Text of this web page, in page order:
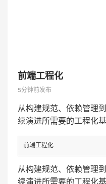
前端工程化
5分钟前发布
从构建规范、依赖管理
续演进所需要的工程化基
前端工程化
从构建规范、依赖管理